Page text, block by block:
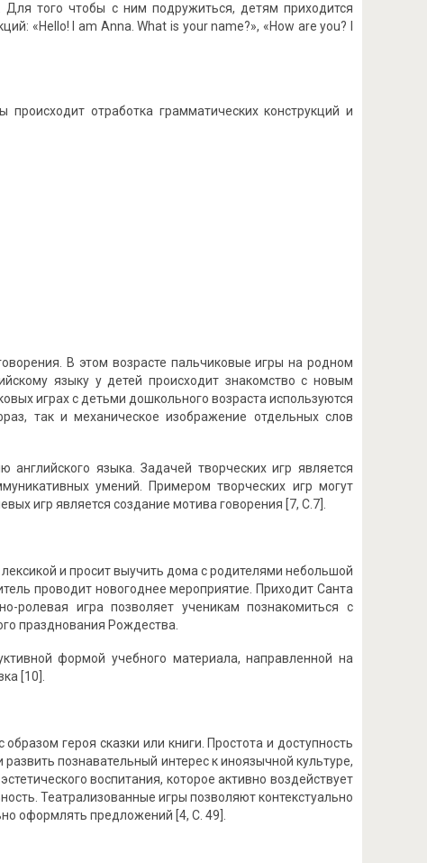
того чтобы с ним подружиться, детям приходится
«Hello! I am Anna. What is your name?», «How are you? I
отработка грамматических конструкций и
В этом возрасте пальчиковые игры на родном
языку у детей происходит знакомство с новым
играх с детьми дошкольного возраста используются
так и механическое изображение отдельных слов
языка. Задачей творческих игр является
умений. Примером творческих игр могут
игр является создание мотива говорения [7, C.7].
и просит выучить дома с родителями небольшой
проводит новогоднее мероприятие. Приходит Санта
ролевая игра позволяет ученикам познакомиться с
празднования Рождества.
формой учебного материала, направленной на
[10].
героя сказки или книги. Простота и доступность
познавательный интерес к иноязычной культуре,
воспитания, которое активно воздействует
Театрализованные игры позволяют контекстуально
оформлять предложений [4, С. 49].